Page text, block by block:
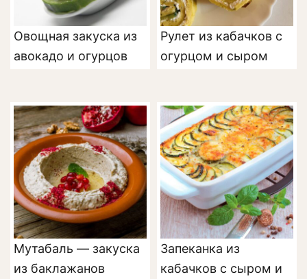
Овощная закуска из
авокадо и огурцов
Рулет из кабачков с
огурцом и сыром
Мутабаль — закуска
из баклажанов
Запеканка из
кабачков с сыром и